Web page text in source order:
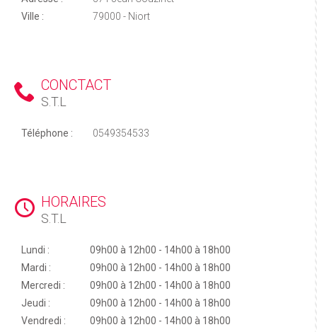
Ville :
79000 - Niort
CONCTACT
S.T.L
Téléphone : 0549354533
HORAIRES
S.T.L
Lundi :
09h00 à 12h00 - 14h00 à 18h00
Mardi :
09h00 à 12h00 - 14h00 à 18h00
Mercredi :
09h00 à 12h00 - 14h00 à 18h00
Jeudi :
09h00 à 12h00 - 14h00 à 18h00
Vendredi :
09h00 à 12h00 - 14h00 à 18h00